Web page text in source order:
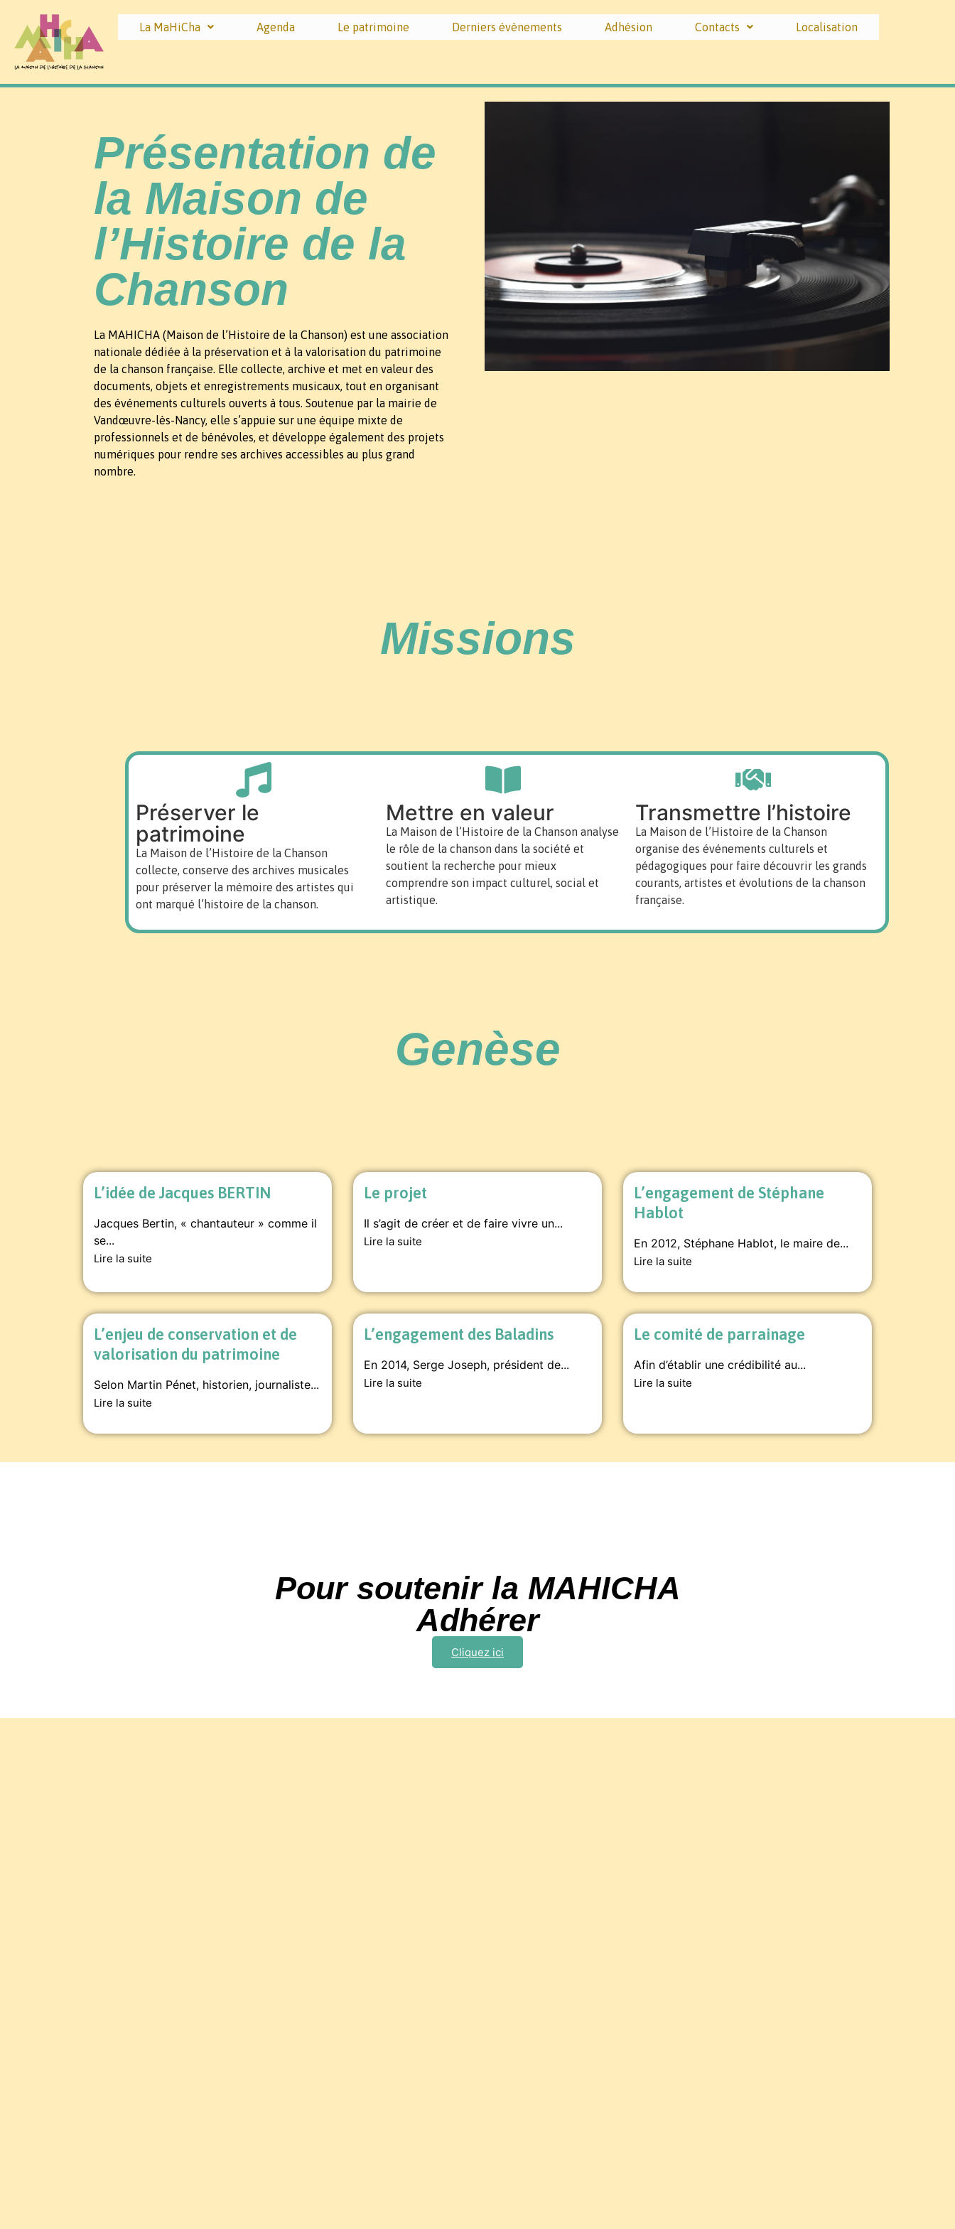
La MaHiCha Agenda Le patrimoine Derniers évènements Adhésion Contacts Localisation
Présentation de
la Maison de
l’Histoire de la
Chanson
La MAHICHA (Maison de l’Histoire de la Chanson) est une association
nationale dédiée à la préservation et à la valorisation du patrimoine
de la chanson française. Elle collecte, archive et met en valeur des
documents, objets et enregistrements musicaux, tout en organisant
des événements culturels ouverts à tous. Soutenue par la mairie de
Vandœuvre-lès-Nancy, elle s’appuie sur une équipe mixte de
professionnels et de bénévoles, et développe également des projets
numériques pour rendre ses archives accessibles au plus grand
nombre.
Missions
Préserver le
patrimoine
La Maison de l’Histoire de la Chanson
collecte, conserve des archives musicales
pour préserver la mémoire des artistes qui
ont marqué l’histoire de la chanson.
Mettre en valeur
La Maison de l’Histoire de la Chanson analyse
le rôle de la chanson dans la société et
soutient la recherche pour mieux
comprendre son impact culturel, social et
artistique.
Transmettre l’histoire
La Maison de l’Histoire de la Chanson
organise des événements culturels et
pédagogiques pour faire découvrir les grands
courants, artistes et évolutions de la chanson
française.
Genèse
L’idée de Jacques BERTIN
Jacques Bertin, « chantauteur » comme il
se...
Lire la suite
Le projet
Il s’agit de créer et de faire vivre un...
Lire la suite
L’engagement de Stéphane
Hablot
En 2012, Stéphane Hablot, le maire de...
Lire la suite
L’enjeu de conservation et de
valorisation du patrimoine
Selon Martin Pénet, historien, journaliste...
Lire la suite
L’engagement des Baladins
En 2014, Serge Joseph, président de...
Lire la suite
Le comité de parrainage
Afin d’établir une crédibilité au...
Lire la suite
Pour soutenir la MAHICHA
Adhérer
Cliquez ici